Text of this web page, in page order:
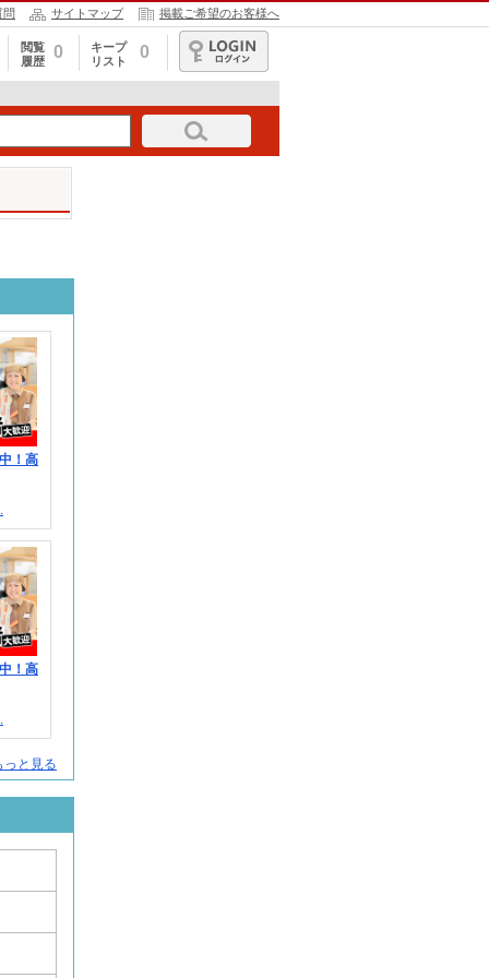
問 サイトマップ 掲載ご希望のお客様へ
閲覧
履歴
0
キープ
リスト
0
ログイン
！高
！高
と見る